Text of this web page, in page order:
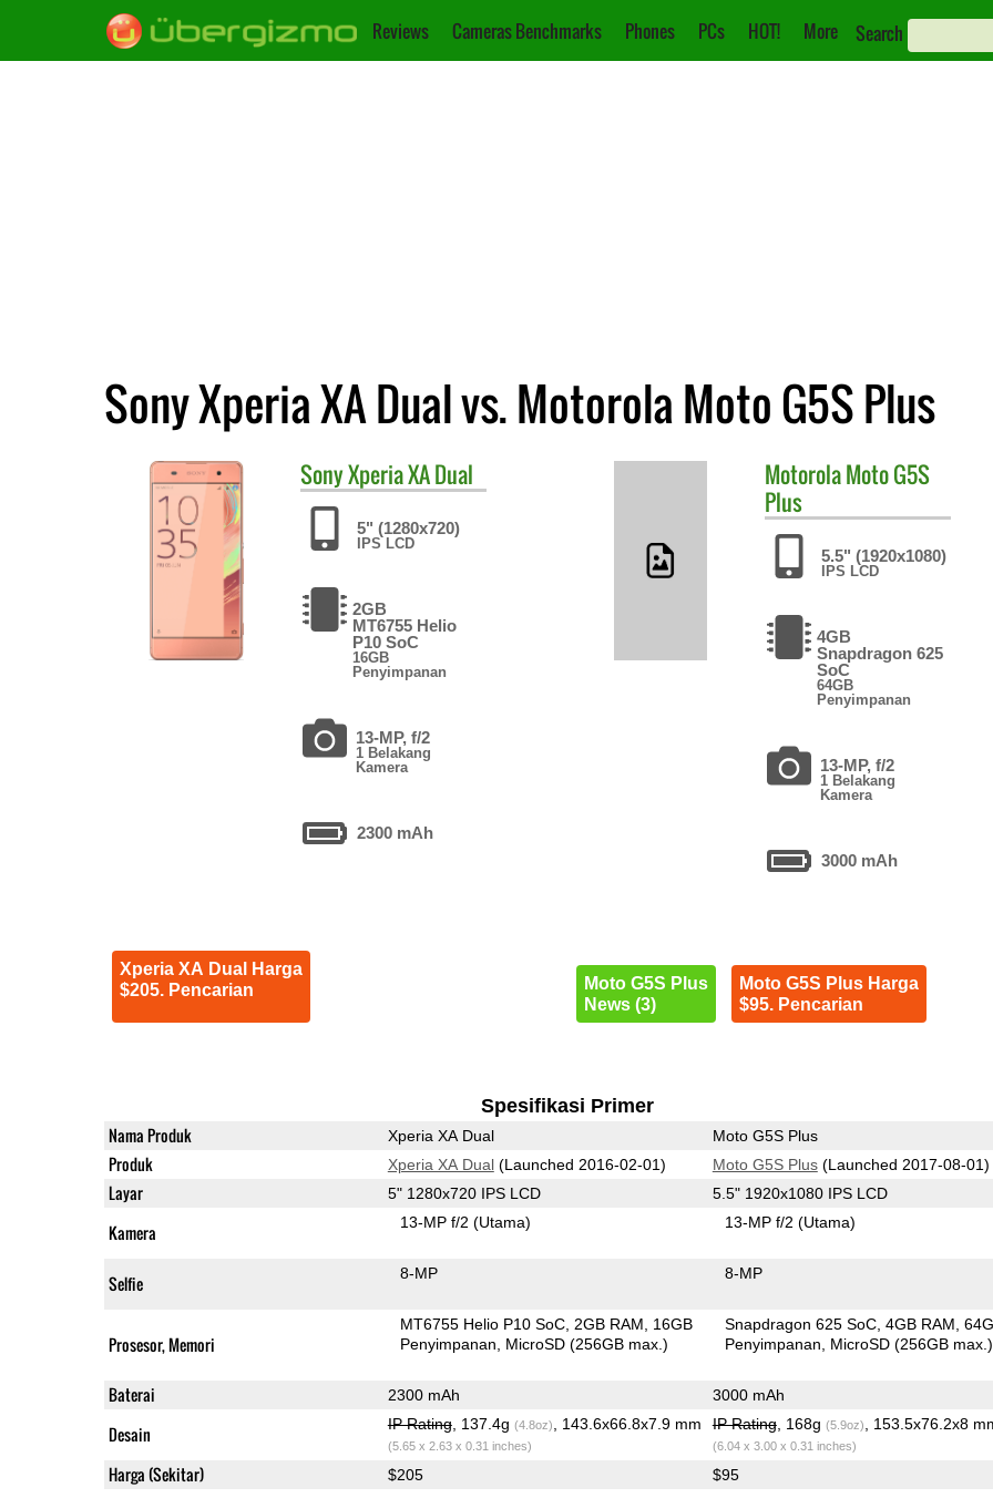
Reviews Cameras Benchmarks Phones PCs HOT! More Search
Sony Xperia XA Dual vs. Motorola Moto G5S Plus
SonyXperia XA Dual
5" (1280x720)
IPS LCD
2GB
MT6755 Helio
P10 SoC
16GB
Penyimpanan
13-MP, f/2
1 Belakang
Kamera
2300 mAh
Xperia XA Dual Harga
$205. Pencarian
MotorolaMoto G5S
Plus
5.5" (1920x1080)
IPS LCD
4GB
Snapdragon 625
SoC
64GB
Penyimpanan
13-MP, f/2
1 Belakang
Kamera
3000 mAh
Moto G5S Plus
News (3)
Moto G5S Plus Harga
$95. Pencarian
Spesifikasi Primer
Nama Produk Xperia XA Dual Moto G5S Plus
Produk Xperia XA Dual(Launched 2016-02-01) Moto G5S Plus(Launched 2017-08-01)
Layar 5" 1280x720 IPS LCD 5.5" 1920x1080 IPS LCD
Kamera 13-MP f/2(Utama) 13-MP f/2(Utama)
Selfie 8-MP 8-MP
Prosesor, Memori
MT6755 Helio P10 SoC 2GB RAM
16GB
Penyimpanan
MicroSD (256GB max.)
Snapdragon 625 SoC 4GB RAM
Penyimpanan
MicroSD (256GB max.)
Baterai 2300 mAh 3000 mAh
Desain IP Rating, 137.4g (4.8oz) , 143.6x66.8x7.9 mm
(5.65 x 2.63 x 0.31 inches)
IP Rating, 168g (5.9oz) , 153.5x76.2x8
(6.04 x 3.00 x 0.31 inches)
Harga (Sekitar) $205 $95